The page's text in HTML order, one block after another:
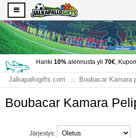
Hanki 10%alennusta yli 70€,
Jalkapallogifts.com Boubacar Kamara
Boubacar Kamara
Järjestys: